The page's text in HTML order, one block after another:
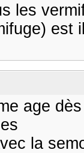
les
est
age
la